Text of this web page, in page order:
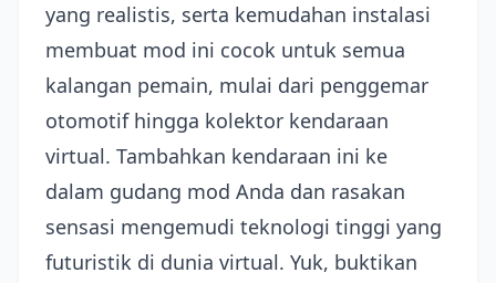
yang realistis, serta kemudahan instalasi
membuat mod ini cocok untuk semua
kalangan pemain, mulai dari penggemar
otomotif hingga kolektor kendaraan
virtual. Tambahkan kendaraan ini ke
dalam gudang mod Anda dan rasakan
sensasi mengemudi teknologi tinggi yang
futuristik di dunia virtual. Yuk, buktikan